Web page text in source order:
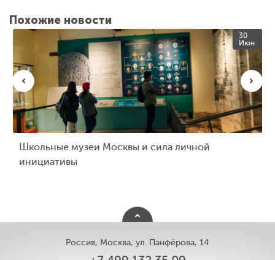
Похожие новости
30
Июн
Школьные музеи Москвы и сила личной
инициативы
Россия, Москва, ул. Панфёрова, 14